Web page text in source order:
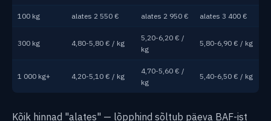
100 kg alates 2 550 € alates 2 950 € alates 3 400 €
300 kg 4,80-5,80 € / kg
5,20-6,20 € /
kg
5,80-6,90 € / kg
1 000 kg+ 4,20-5,10 € / kg
4,70-5,60 € /
kg
5,40-6,50 € / kg
Kõik hinnad "alates" — lõpphind sõltub päeva BAF-ist